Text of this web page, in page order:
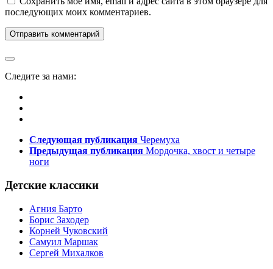
последующих моих комментариев.
Следите за нами:
Следующая публикация Черемуха
Предыдущая публикация Мордочка, хвост и четыре
ноги
Детские классики
Агния Барто
Борис Заходер
Корней Чуковский
Самуил Маршак
Сергей Михалков